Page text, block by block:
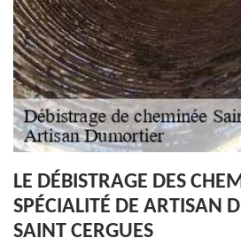
LE DÉBISTRAGE DES
SPÉCIALITÉ DE ARTISAN
SAINT CERGUES